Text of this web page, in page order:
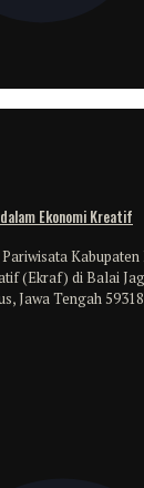
Ekonomi Kreatif
(Ekraf) di Balai
Jawa Tengah